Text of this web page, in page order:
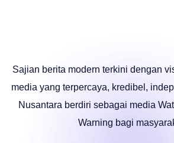
Sajian berita modern terkini dengan
media yang terpercaya, kredibel,
Nusantara berdiri sebagai media
Warning bagi